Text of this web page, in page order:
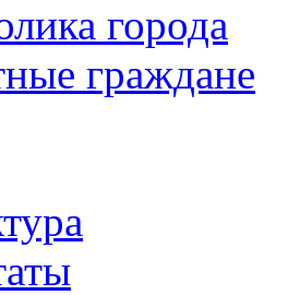
города
граждане